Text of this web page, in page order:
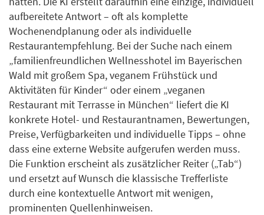
aufbereitete Antwort – oft als komplette
Wochenendplanung oder als individuelle
Restaurantempfehlung. Bei der Suche nach einem
„familienfreundlichen Wellnesshotel im Bayerischen
Wald mit großem Spa, veganem Frühstück und
Aktivitäten für Kinder“ oder einem „veganen
Restaurant mit Terrasse in München“ liefert die KI
konkrete Hotel- und Restaurantnamen, Bewertungen,
Preise, Verfügbarkeiten und individuelle Tipps – ohne
dass eine externe Website aufgerufen werden muss.
Die Funktion erscheint als zusätzlicher Reiter („Tab“)
und ersetzt auf Wunsch die klassische Trefferliste
durch eine kontextuelle Antwort mit wenigen,
prominenten Quellenhinweisen.